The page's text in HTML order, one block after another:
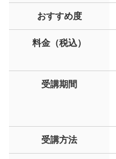
おすすめ度
料金（税込）
受講期間
受講方法